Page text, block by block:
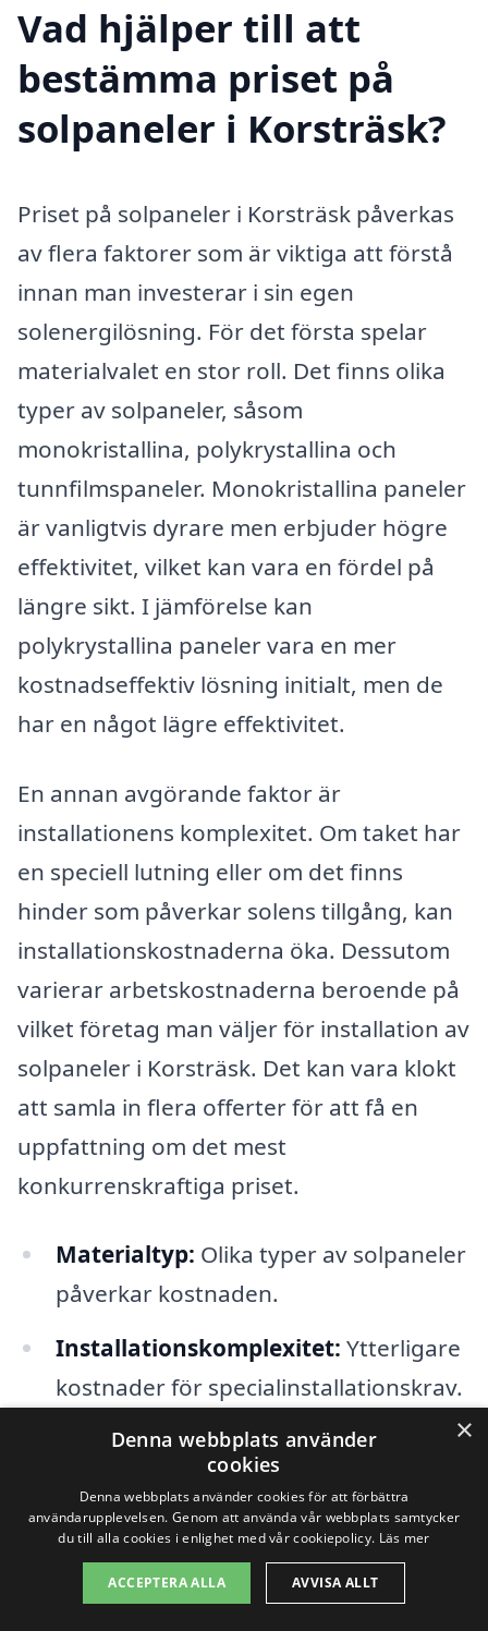
Vad hjälper till att
bestämma priset på
solpaneler i Korsträsk?
Priset på solpaneler i Korsträsk påverkas
av flera faktorer som är viktiga att förstå
innan man investerar i sin egen
solenergilösning. För det första spelar
materialvalet en stor roll. Det finns olika
typer av solpaneler, såsom
monokristallina, polykrystallina och
tunnfilmspaneler. Monokristallina paneler
är vanligtvis dyrare men erbjuder högre
effektivitet, vilket kan vara en fördel på
längre sikt. I jämförelse kan
polykrystallina paneler vara en mer
kostnadseffektiv lösning initialt, men de
har en något lägre effektivitet.
En annan avgörande faktor är
installationens komplexitet. Om taket har
en speciell lutning eller om det finns
hinder som påverkar solens tillgång, kan
installationskostnaderna öka. Dessutom
varierar arbetskostnaderna beroende på
vilket företag man väljer för installation av
solpaneler i Korsträsk. Det kan vara klokt
att samla in flera offerter för att få en
uppfattning om det mest
konkurrenskraftiga priset.
Materialtyp: Olika typer av solpaneler
påverkar kostnaden.
Installationskomplexitet: Ytterligare
kostnader för specialinstallationskrav.
Arbetskraft:Priser kan variera
beroende på valt företag.
Stödprogram:Eventuella statliga
bidrag kan påverka den totala
kostnaden.
×
Denna webbplats använder
cookies
Denna webbplats använder cookies för att förbättra
användarupplevelsen. Genom att använda vår webbplats samtycker
du till alla cookies i enlighet med vår cookiepolicy. Läs mer
ACCEPTERA ALLA AVVISA ALLT